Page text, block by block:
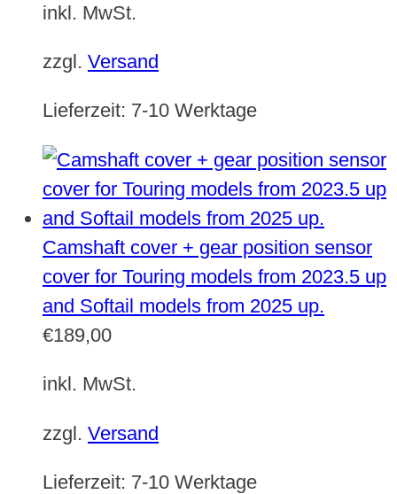
inkl. MwSt.
zzgl. Versand
Lieferzeit: 7-10 Werktage
Camshaft cover + gear position sensor
cover for Touring models from 2023.5 up
and Softail models from 2025 up.
€189,00
inkl. MwSt.
zzgl. Versand
Lieferzeit: 7-10 Werktage